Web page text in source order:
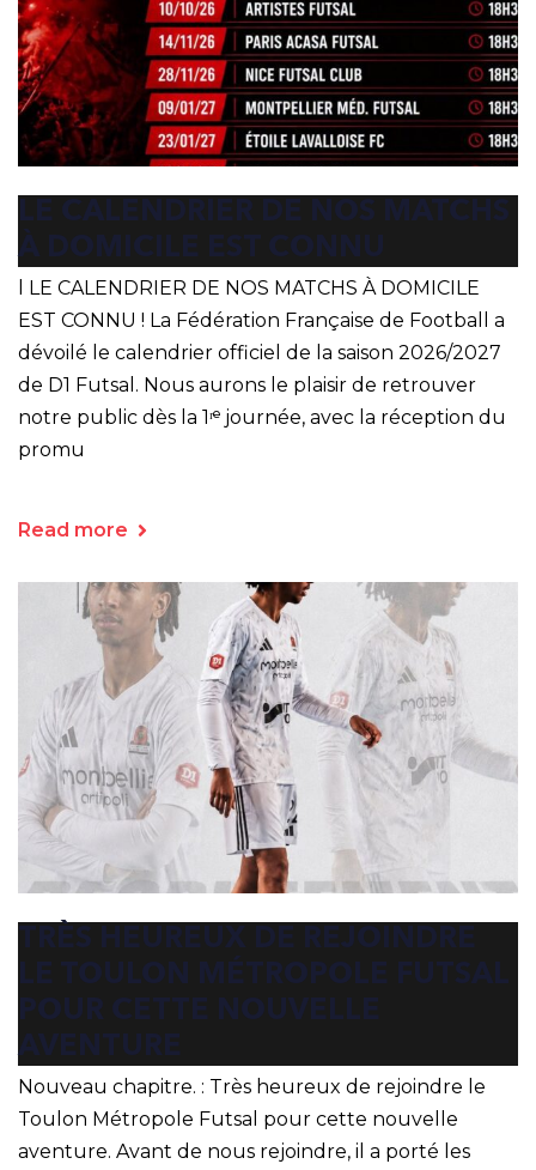
LE CALENDRIER DE NOS MATCHS
À DOMICILE EST CONNU
l LE CALENDRIER DE NOS MATCHS À DOMICILE
EST CONNU ! La Fédération Française de Football a
dévoilé le calendrier officiel de la saison 2026/2027
de D1 Futsal. Nous aurons le plaisir de retrouver
notre public dès la 1ʳᵉ journée, avec la réception du
promu
Read more
TRÈS HEUREUX DE REJOINDRE
LE TOULON MÉTROPOLE FUTSAL
POUR CETTE NOUVELLE
AVENTURE
Nouveau chapitre. : Très heureux de rejoindre le
Toulon Métropole Futsal pour cette nouvelle
aventure. Avant de nous rejoindre, il a porté les